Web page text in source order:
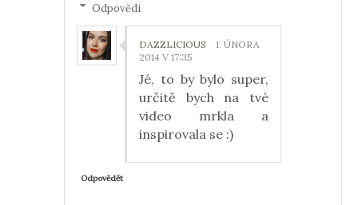
Odpovědi
DAZZLICIOUS
1. ÚNORA
2014 V 17:35
Jé, to by bylo super,
určitě bych na tvé
video mrkla a
inspirovala se :)
Odpovědět